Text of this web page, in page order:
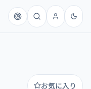
お気に入り